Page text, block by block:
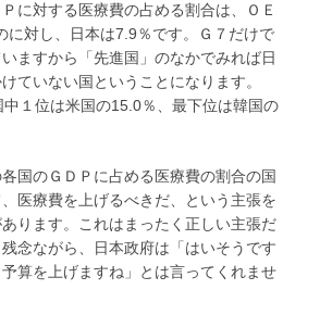
に対する医療費の占める割合は、ＯＥ
に対し、日本は7.9％です。Ｇ７だけで
ますから「先進国」のなかでみれば日
ていない国ということになります。
中１位は米国の15.0％、最下位は韓国の
国のＧＤＰに占める医療費の割合の国
医療費を上げるべきだ、という主張を
ります。これはまったく正しい主張だ
念ながら、日本政府は「はいそうです
算を上げますね」とは言ってくれませ